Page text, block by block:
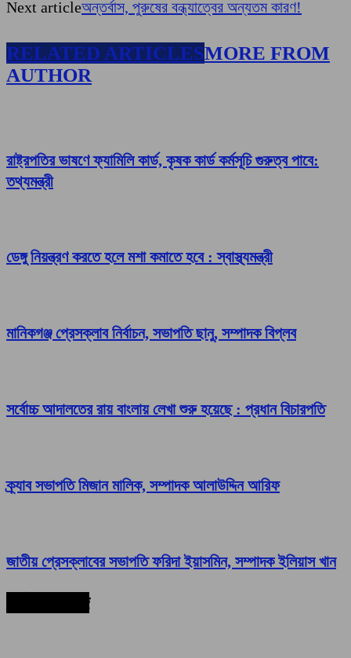
Next articleঅন্তর্বাস, পুরুষের বন্ধ্যাত্বের অন্যতম কারণ!
RELATED ARTICLESMORE FROM
AUTHOR
রাষ্ট্রপতির ভাষণে ফ্যামিলি কার্ড, কৃষক কার্ড কর্মসূচি গুরুত্ব পাবে:
তথ্যমন্ত্রী
ডেঙ্গু নিয়ন্ত্রণ করতে হলে মশা কমাতে হবে : স্বাস্থ্যমন্ত্রী
মানিকগঞ্জ প্রেসক্লাব নির্বাচন, সভাপতি ছানু, সম্পাদক বিপ্লব
সর্বোচ্চ আদালতের রায় বাংলায় লেখা শুরু হয়েছে : প্রধান বিচারপতি
ক্র্যাব সভাপতি মিজান মালিক, সম্পাদক আলাউদ্দিন আরিফ
জাতীয় প্রেসক্লাবের সভাপতি ফরিদা ইয়াসমিন, সম্পাদক ইলিয়াস খান